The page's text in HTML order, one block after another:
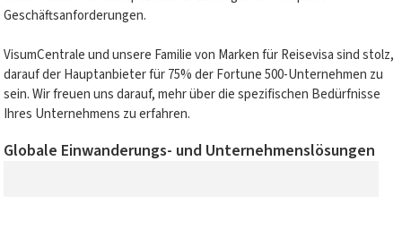
Geschäftsanforderungen.
VisumCentrale und unsere Familie von Marken für Reisevisa sind stolz,
darauf der Hauptanbieter für 75% der Fortune 500-Unternehmen zu
sein. Wir freuen uns darauf, mehr über die spezifischen Bedürfnisse
Ihres Unternehmens zu erfahren.
Globale Einwanderungs- und Unternehmenslösungen